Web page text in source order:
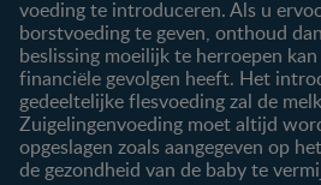
voeding te introduceren. Als u
borstvoeding te geven, onthoud
beslissing moeilijk te herroepen
financiële gevolgen heeft. Het
gedeeltelijke flesvoeding zal de
Zuigelingenvoeding moet altijd
opgeslagen zoals aangegeven op
de gezondheid van de baby te